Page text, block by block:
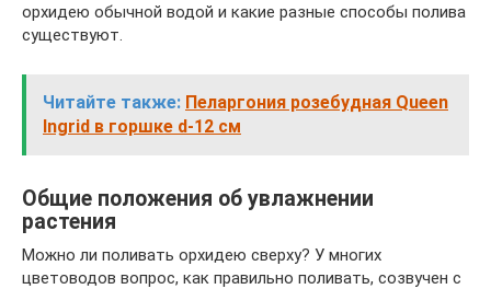
орхидею обычной водой и какие разные способы полива
существуют.
Читайте также: Пеларгония розебудная Queen
Ingrid в горшке d-12 см
Общие положения об увлажнении
растения
Можно ли поливать орхидею сверху? У многих
цветоводов вопрос, как правильно поливать, созвучен с